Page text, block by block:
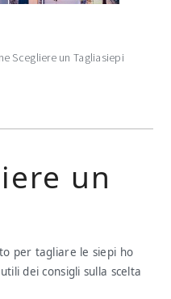
Scegliere un Tagliasiepi
un
per tagliare le siepi ho
dei consigli sulla scelta